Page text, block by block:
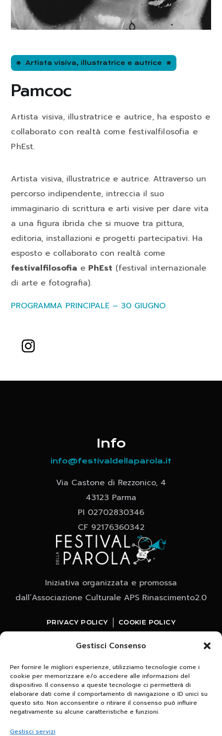
Gestisci Consenso
Per fornire le migliori esperienze, utilizziamo tecnologie come i
cookie per memorizzare e/o accedere alle informazioni del
dispositivo. Il consenso a queste tecnologie ci permetterà di
elaborare dati come il comportamento di navigazione o ID unici su
questo sito. Non acconsentire o ritirare il consenso può influire
negativamente su alcune caratteristiche e funzioni.
Gestisci servizi
Artista visiva, illustratrice e autrice
Pamcoc
Artista visiva, illustratrice e autrice, ha esposto e
collaborato con realtà come festivalfilosofia e
PhEst.
Artista visiva, illustratrice e autrice. Attraverso un
percorso indipendente, intreccia il suo
immaginario di scrittura e arti visive per dare vita
a una figura ibrida che si muove tra pittura,
editoria, installazioni e progetti partecipativi. Ha
esposto e collaborato con realtà come
festivalfilosofia e PhEst (festival internazionale
di arte e fotografia).
PROGRAMMA PRINCIPALE – 30 GIUGNO
Info
info@festivaldellaparola.it
Via Castone di Rezzonico, 4
43123 Parma
PI 02702830346
CF 92176360342
Iniziativa organizzata e promossa
dall’Associazione Culturale APS Rinascimento2.0
PRIVACY POLICY COOKIE POLICY
Whatsapp